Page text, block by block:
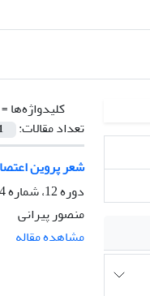
کلیدواژه‌ها =
تعداد مقالات:
1
شعر پروین
دوره 12، شماره 4، زمستان 1403، صفحه
منصور پیرانی
مشاهده مقاله